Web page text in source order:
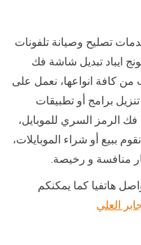
تصليح وصيانة تلفونات
ايباد تبديل شاشة فك
من كافة انواعها، نعمل على
برامج أو تطبيقات
الرمز السري للموبايل،
ببيع أو شراء الموبايلات،
منافسة و رخيصة.
هاتفيا كما يمكنكم
العلي